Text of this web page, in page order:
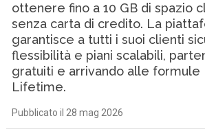
ottenere fino a 10 GB di spazio
senza carta di credito. La
garantisce a tutti i suoi clienti
flessibilità e piani scalabili,
gratuiti e arrivando alle formule
Lifetime.
Pubblicato il 28 mag 2026